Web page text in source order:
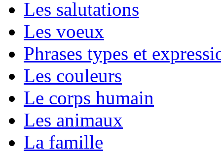
Les salutations
Les voeux
Phrases types et
Les couleurs
Le corps humain
Les animaux
La famille